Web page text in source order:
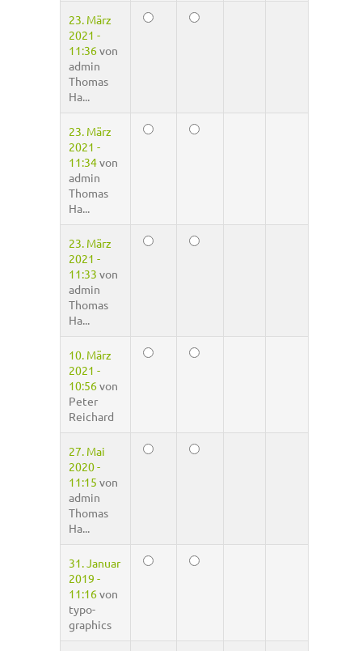
23. März
2021 -
11:36von
admin
Thomas
Ha...
23. März
2021 -
11:34von
admin
Thomas
Ha...
23. März
2021 -
11:33 von
admin
Thomas
Ha...
10. März
2021 -
10:56von
Peter
Reichard
27. Mai
2020 -
11:15 von
admin
Thomas
Ha...
31. Januar
2019 -
11:16von
typo-
graphics